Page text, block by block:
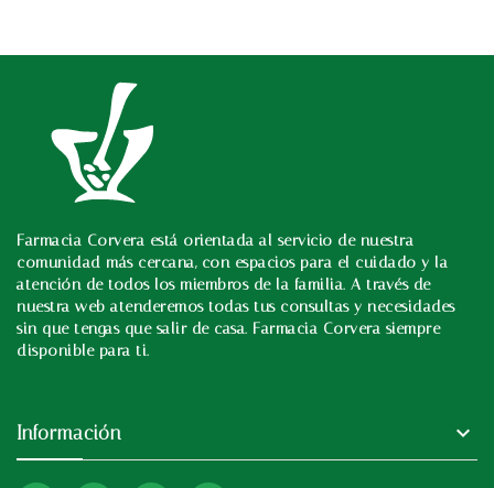
Farmacia Corvera está orientada al servicio de nuestra
comunidad más cercana, con espacios para el cuidado y la
atención de todos los miembros de la familia. A través de
nuestra web atenderemos todas tus consultas y necesidades
sin que tengas que salir de casa. Farmacia Corvera siempre
disponible para ti.
Información 